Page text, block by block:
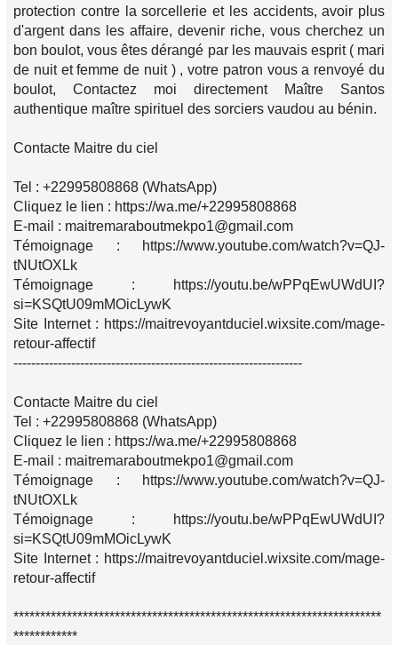
protection contre la sorcellerie et les accidents, avoir plus
d'argent dans les affaire, devenir riche, vous cherchez un
bon boulot, vous êtes dérangé par les mauvais esprit ( mari
de nuit et femme de nuit ) , votre patron vous a renvoyé du
boulot, Contactez moi directement Maître Santos
authentique maître spirituel des sorciers vaudou au bénin.
Contacte Maitre du ciel
Tel : +22995808868 (WhatsApp)
Cliquez le lien : https://wa.me/+22995808868
E-mail : maitremaraboutmekpo1@gmail.com
Témoignage : https://www.youtube.com/watch?v=QJ-
tNUtOXLk
Témoignage : https://youtu.be/wPPqEwUWdUI?
si=KSQtU09mMOicLywK
Site Internet : https://maitrevoyantduciel.wixsite.com/mage-
retour-affectif
-----------------------------------------------------------------
Contacte Maitre du ciel
Tel : +22995808868 (WhatsApp)
Cliquez le lien : https://wa.me/+22995808868
E-mail : maitremaraboutmekpo1@gmail.com
Témoignage : https://www.youtube.com/watch?v=QJ-
tNUtOXLk
Témoignage : https://youtu.be/wPPqEwUWdUI?
si=KSQtU09mMOicLywK
Site Internet : https://maitrevoyantduciel.wixsite.com/mage-
retour-affectif
*********************************************************************
************